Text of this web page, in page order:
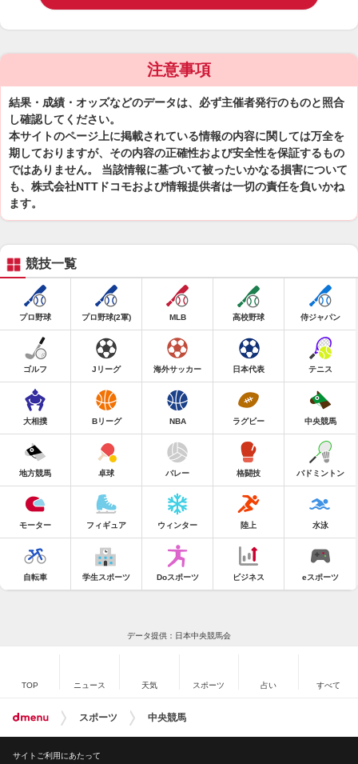
注意事項
結果・成績・オッズなどのデータは、必ず主催者発行のものと照合
し確認してください。
本サイトのページ上に掲載されている情報の内容に関しては万全を
期しておりますが、その内容の正確性および安全性を保証するもの
ではありません。 当該情報に基づいて被ったいかなる損害について
も、株式会社NTTドコモおよび情報提供者は一切の責任を負いかね
ます。
競技一覧
プロ野球 プロ野球(2軍) MLB 高校野球 侍ジャパン
ゴルフ Jリーグ 海外サッカー 日本代表 テニス
大相撲 Bリーグ NBA ラグビー 中央競馬
地方競馬 卓球 バレー 格闘技 バドミントン
モーター フィギュア ウィンター 陸上 水泳
自転車 学生スポーツ Doスポーツ ビジネス eスポーツ
データ提供：日本中央競馬会
TOP ニュース 天気 スポーツ 占い すべて
スポーツ 中央競馬
サイトご利用にあたって